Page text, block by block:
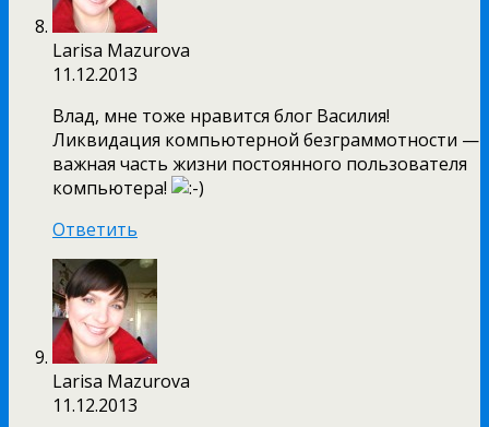
Larisa Mazurova
11.12.2013
Влад, мне тоже нравится блог Василия!
Ликвидация компьютерной безграммотности —
важная часть жизни постоянного пользователя
компьютера!
Ответить
Larisa Mazurova
11.12.2013